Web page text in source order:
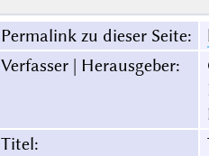
Permalink zu dieser Seite:
Verfasser | Herausgeber:
Titel: